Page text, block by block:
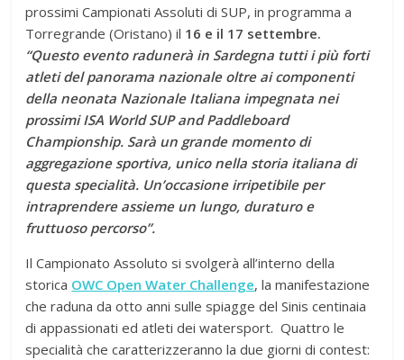
prossimi Campionati Assoluti di SUP, in programma a
Torregrande (Oristano) il 16 e il 17 settembre.
“Questo evento radunerà in Sardegna tutti i più forti
atleti del panorama nazionale oltre ai componenti
della neonata Nazionale Italiana impegnata nei
prossimi ISA World SUP and Paddleboard
Championship. Sarà un grande momento di
aggregazione sportiva, unico nella storia italiana di
questa specialità. Un’occasione irripetibile per
intraprendere assieme un lungo, duraturo e
fruttuoso percorso”.
Il Campionato Assoluto si svolgerà all’interno della
storica OWC Open Water Challenge, la manifestazione
che raduna da otto anni sulle spiagge del Sinis centinaia
di appassionati ed atleti dei watersport. Quattro le
specialità che caratterizzeranno la due giorni di contest: